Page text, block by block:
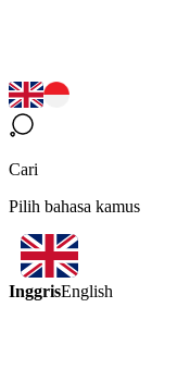
Cari
Pilih bahasa kamus
InggrisEnglish